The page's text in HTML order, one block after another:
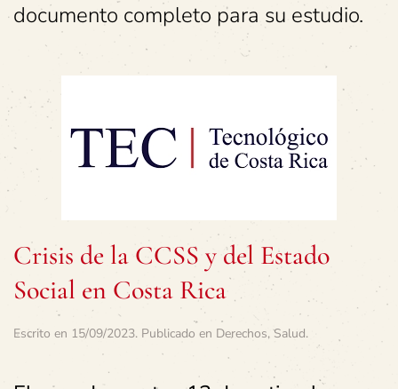
documento completo para su estudio.
Crisis de la CCSS y del Estado
Social en Costa Rica
Escrito en 15/09/2023. Publicado en Derechos, Salud.